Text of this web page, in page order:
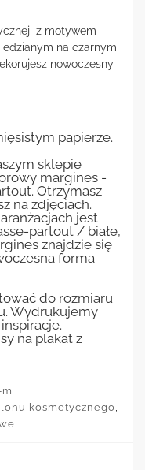
z motywem
na czarnym
nowoczesny
papierze.
sklepie
margines -
Otrzymasz
na zdjęciach.
jest
partout / białe,
znajdzie się
forma
do rozmiaru
Wydrukujemy
na plakat z
kosmetycznego